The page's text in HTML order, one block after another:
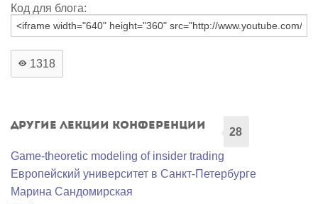
Код для блога:
1318
Другие лекции конференции
28
Game-theoretic modeling of insider trading
Европейский университет в Санкт-Петербурге
Марина Сандомирская